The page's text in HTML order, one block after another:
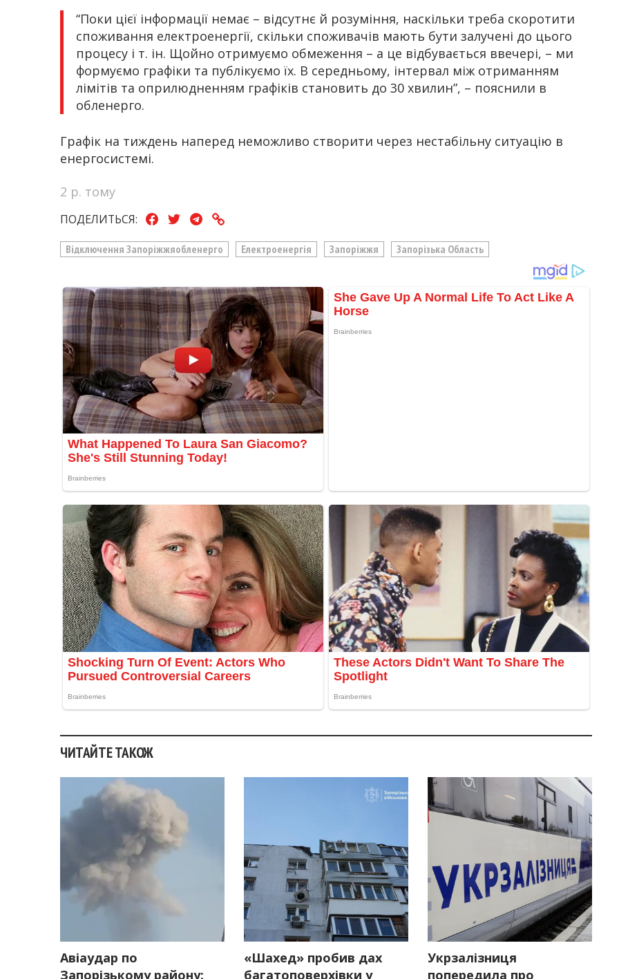
“Поки цієї інформації немає – відсутнє й розуміння, наскільки треба скоротити
споживання електроенергії, скільки споживачів мають бути залучені до цього
процесу і т. ін. Щойно отримуємо обмеження – а це відбувається ввечері, – ми
формуємо графіки та публікуємо їх. В середньому, інтервал між отриманням
лімітів та оприлюдненням графіків становить до 30 хвилин”, – пояснили в
обленерго.
Графік на тиждень наперед неможливо створити через нестабільну ситуацію в
енергосистемі.
2 р. тому
ПОДЕЛИТЬСЯ:
Відключення Запоріжжяобленерго Електроенергія Запоріжжя Запорізька Область
ЧИТАЙТЕ ТАКОЖ
Авіаудар по
Запорізькому району:
«Шахед» пробив дах
багатоповерхівки у
Укрзалізниця
попередила про